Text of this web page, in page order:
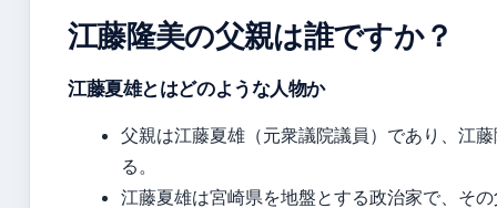
江藤隆美の父親は誰ですか？
江藤夏雄とはどのような人物か
父親は江藤夏雄（元衆議院議員）であり、江
る。
江藤夏雄は宮崎県を地盤とする政治家で、そ